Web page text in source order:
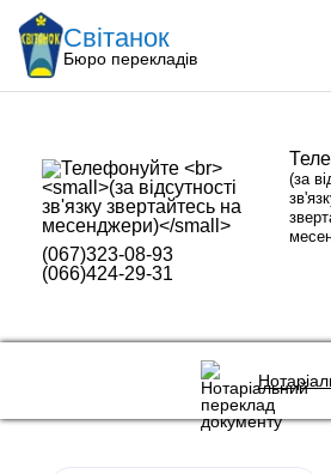
Світанок
Бюро перекладів
(за
(067)323-08-93
(066)424-29-31